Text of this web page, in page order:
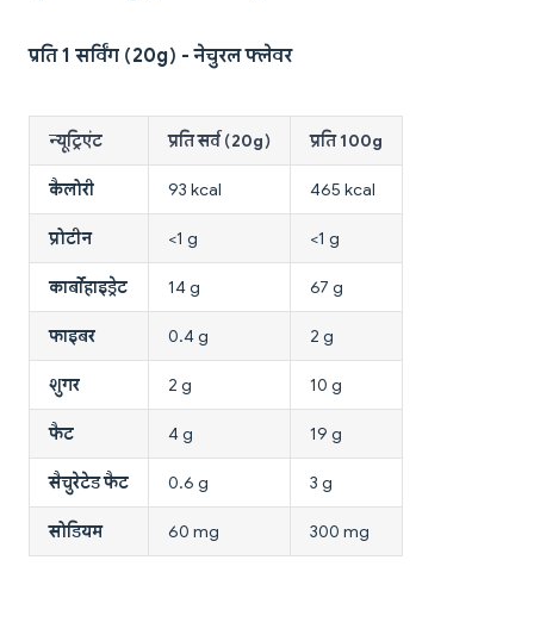
प्रति 1 सर्विंग (20g) - नेचुरल फ्लेवर
न्यूट्रिएंट प्रति सर्व (20g) प्रति 100g
कैलोरी 93 kcal 465 kcal
प्रोटीन <1 g <1 g
कार्बोहाइड्रेट 14 g 67 g
फाइबर 0.4 g 2 g
शुगर 2 g 10 g
फैट 4 g 19 g
सैचुरेटेड फैट 0.6 g 3 g
सोडियम 60 mg 300 mg